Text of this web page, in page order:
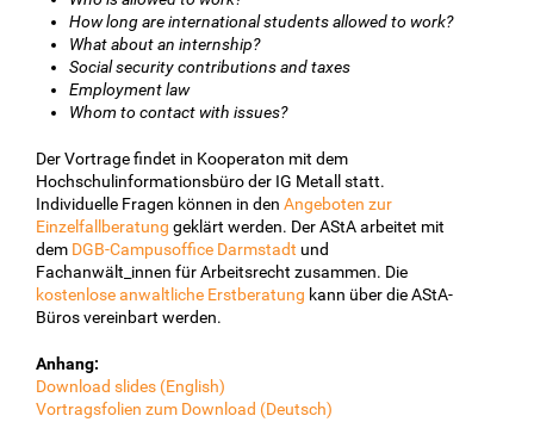
How long are international students allowed to work?
What about an internship?
Social security contributions and taxes
Employment law
Whom to contact with issues?
Der Vortrage findet in Kooperaton mit dem
Hochschulinformationsbüro der IG Metall statt.
Individuelle Fragen können in den Angeboten zur
Einzelfallberatung geklärt werden. Der AStA arbeitet mit
dem DGB-Campusoffice Darmstadt und
Fachanwält_innen für Arbeitsrecht zusammen. Die
kostenlose anwaltliche Erstberatung kann über die AStA-
Büros vereinbart werden.
Anhang:
Download slides (English)
Vortragsfolien zum Download (Deutsch)